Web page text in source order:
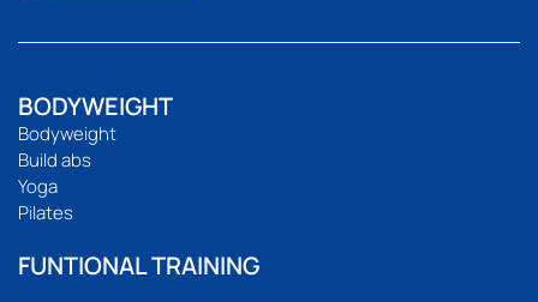
BODYWEIGHT
Bodyweight
Build abs
Yoga
Pilates
FUNTIONAL TRAINING